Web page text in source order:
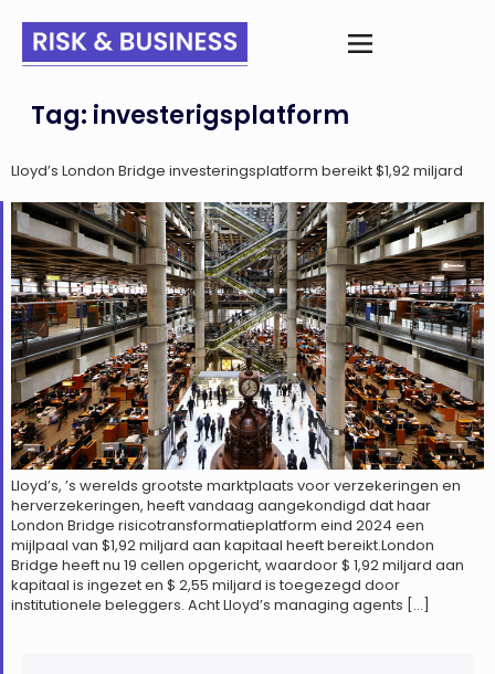
Tag: investerigsplatform
Lloyd’s London Bridge investeringsplatform bereikt $1,92 miljard
Lloyd’s, ’s werelds grootste marktplaats voor verzekeringen en
herverzekeringen, heeft vandaag aangekondigd dat haar
London Bridge risicotransformatieplatform eind 2024 een
mijlpaal van $1,92 miljard aan kapitaal heeft bereikt.London
Bridge heeft nu 19 cellen opgericht, waardoor $ 1,92 miljard aan
kapitaal is ingezet en $ 2,55 miljard is toegezegd door
institutionele beleggers. Acht Lloyd’s managing agents […]